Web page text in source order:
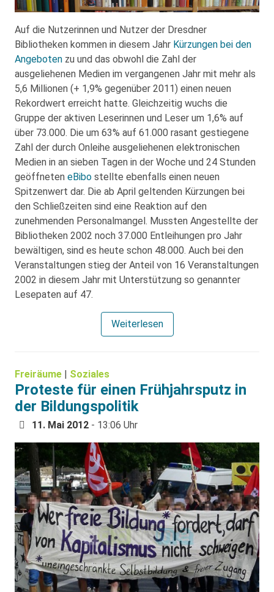
Auf die Nutzerinnen und Nutzer der Dresdner
Bibliotheken kommen in diesem Jahr Kürzungen bei den
Angeboten zu und das obwohl die Zahl der
ausgeliehenen Medien im vergangenen Jahr mit mehr als
5,6 Millionen (+ 1,9% gegenüber 2011) einen neuen
Rekordwert erreicht hatte. Gleichzeitig wuchs die
Gruppe der aktiven Leserinnen und Leser um 1,6% auf
über 73.000. Die um 63% auf 61.000 rasant gestiegene
Zahl der durch Onleihe ausgeliehenen elektronischen
Medien in an sieben Tagen in der Woche und 24 Stunden
geöffneten eBibo stellte ebenfalls einen neuen
Spitzenwert dar. Die ab April geltenden Kürzungen bei
den Schließzeiten sind eine Reaktion auf den
zunehmenden Personalmangel. Mussten Angestellte der
Bibliotheken 2002 noch 37.000 Entleihungen pro Jahr
bewältigen, sind es heute schon 48.000. Auch bei den
Veranstaltungen stieg der Anteil von 16 Veranstaltungen
2002 in diesem Jahr mit Unterstützung so genannter
Lesepaten auf 47.
Weiterlesen
Freiräume | Soziales
Proteste für einen Frühjahrsputz in
der Bildungspolitik
11. Mai 2012 - 13:06 Uhr